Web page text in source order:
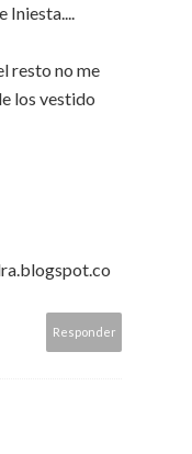
resto no me
los vestido
Responder